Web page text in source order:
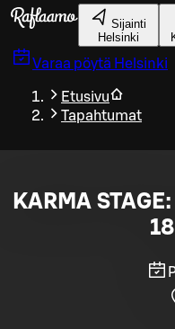
Siirry pääsisältöön
Sijainti
Helsinki
Varaa pöytä Helsinki
Etusivu
Tapahtumat
KARMA